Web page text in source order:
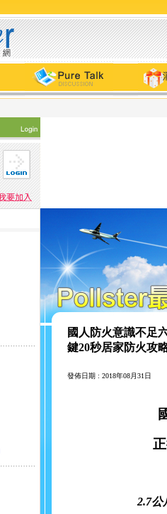
國人防火意識不足
鍵20秒居家防火攻
發佈日期 : 2018年08月31日
2.7公